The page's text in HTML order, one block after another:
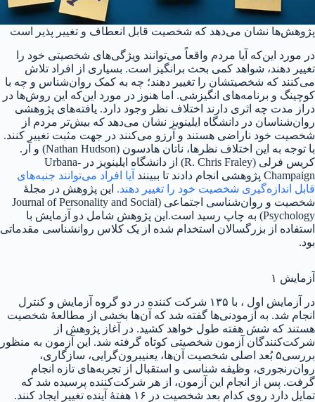
پژوهش‌ها نشان می‌دهد که شخصیت قابل انعطاف و تغییر پذیر است
در مورد این‌که آیا مردم واقعاً می‌توانند ویژگی‌های شخصیتی خود را
تغییر دهند، شواهد کمی بحث برانگیز است. بسیاری از افراد تلاش
می‌کنند که شخصیتشان را تغییر دهند؛ چه به کمک روان‌شناس و چه با
کوچینگ و برنامه‌های انگیزشی. اما هنوز در مورد این‌که این روش‌ها در
دراز مدت چه اثری دارند اختلاف نظر وجود دارد. یافته‌های پژوهشی
روان‌شناسان در دانشگاه ایلینویز نشان می‌دهد که بیش‌تر مردم از
شخصیت خود ناراضی هستند و آرزو می‌کنند در جهت مثبت تغییر کنند.
با توجه به این اختلاف نظرها، ناتان هادسون (Nathan Hudson) و آر.
کریس فرلی (R. Chris Fraley) از دانشگاه ایلینویز در Urbana-
Champaign پژوهشی انجام دادند تا ببینند
آیا افراد می‌توانند جنبه‌های
قابل اندازه‌گیری شخصیت خود را تغییر دهند. این پژوهش در مجلهٔ
شخصیت و روان‌شناسی اجتماعی (Journal of Personality and Social
Psychology) به چاپ رسید است.این پژوهش شامل دو آزمایش با
استفاده از بزرگسالان استخدام شده از یک کلاس روانشناسی مقدماتی
بود.
آزمایش ۱
در آزمایش اول ، با ۱۳۵ شرکت کننده در دو گروه آزمایش و کنترل
انجام شد. به آزمودنی‌ها گفته شد که آن‌ها بخشی از مطالعهٔ شخصیت
هستند که شش هفته طول خواهد کشید. در آغاز پژوهش از
شرکت‌کنندگان آزمون شخصیتی کوتاه گرفته شد. این آزمون به منظور
بررسی۵ بُعد اصلی شخصیت آن‌ها، یعنیبرون‌گرایی، سازگاری،
روان‌رنجوری، وظیفه شناسی و استقبال از تجربه‌های تازه انجام
گرفت. پس از انجام این آزمون، از هر شرکت‌کننده پرسیده شد که
تمایل دارد روی کدام بعد شخصیت در ۱۶ هفتهٔ آینده تغییر ایجاد کنند.